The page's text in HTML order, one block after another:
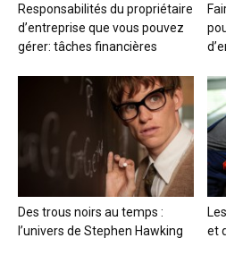
Responsabilités du propriétaire
d’entreprise que vous pouvez
gérer: tâches financières
Des trous noirs au temps :
l’univers de Stephen Hawking
et